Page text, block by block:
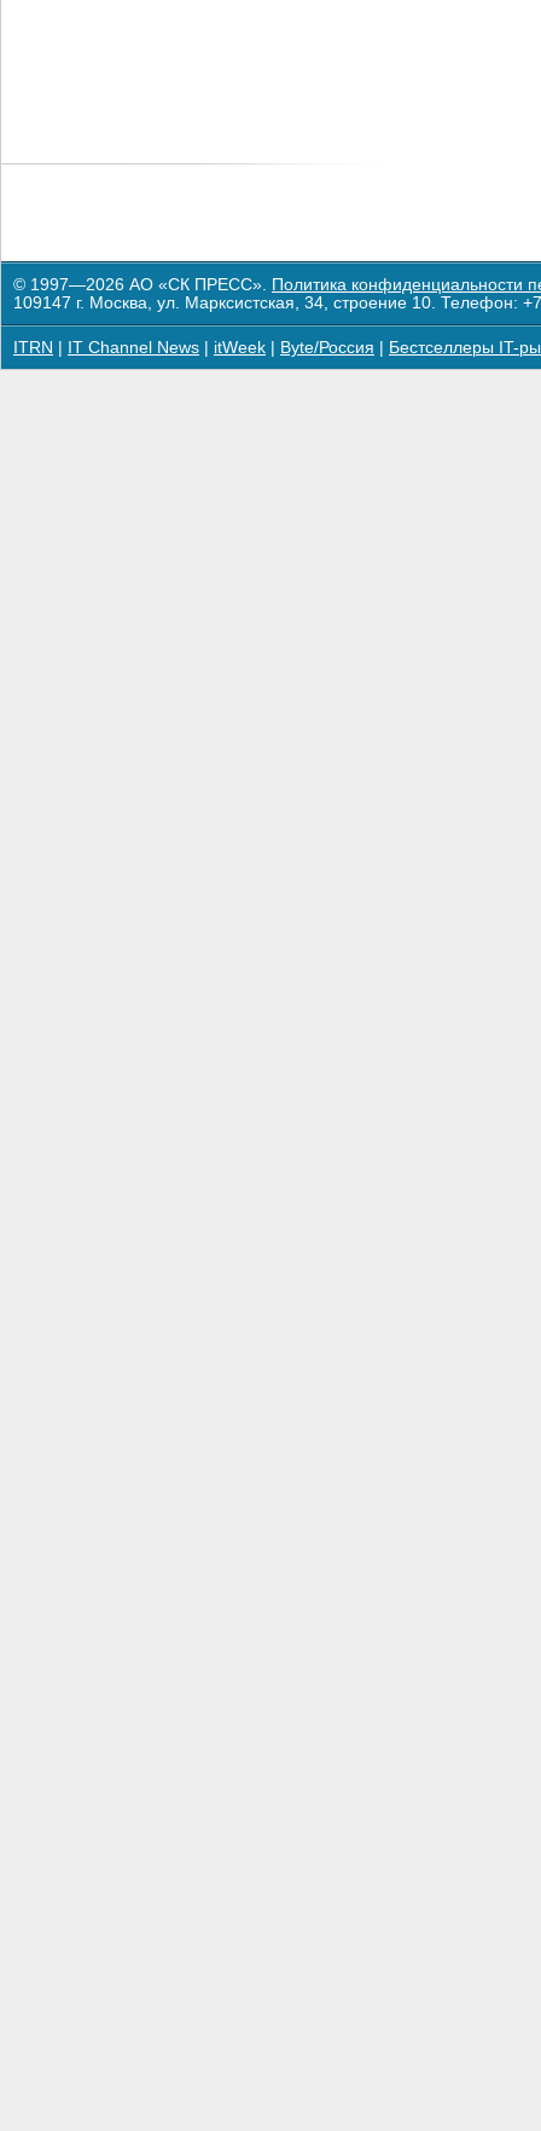
© 1997—2026 АО «СК ПРЕСС». Политика конфиденциальности
109147 г. Москва, ул. Марксистская, 34, строение 10. Телефон:
ITRN IT Channel News itWeek Byte/Россия Бестселлеры IT-